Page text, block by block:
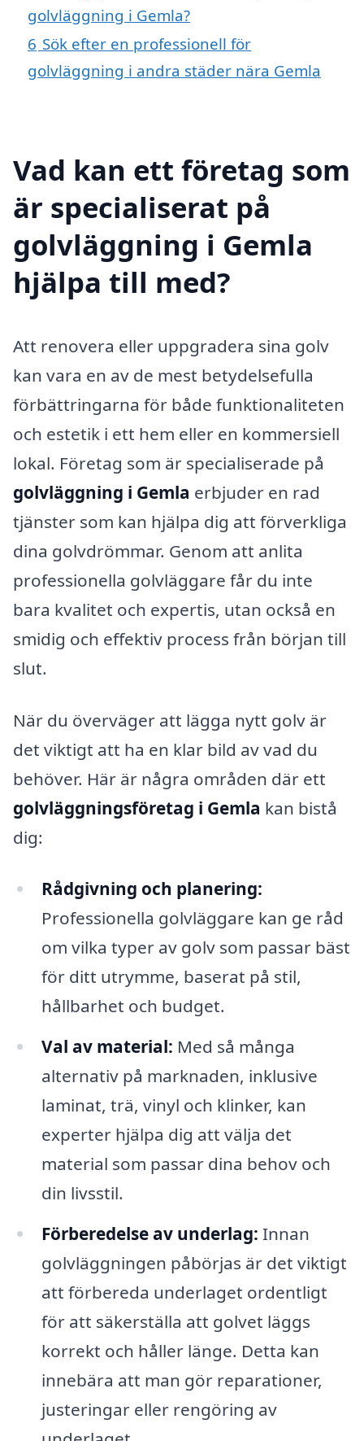
golvläggning i Gemla?
6 Sök efter en professionell för
golvläggning i andra städer nära Gemla
Vad kan ett företag som
är specialiserat på
golvläggning i Gemla
hjälpa till med?
Att renovera eller uppgradera sina golv
kan vara en av de mest betydelsefulla
förbättringarna för både funktionaliteten
och estetik i ett hem eller en kommersiell
lokal. Företag som är specialiserade på
golvläggning i Gemla erbjuder en rad
tjänster som kan hjälpa dig att förverkliga
dina golvdrömmar. Genom att anlita
professionella golvläggare får du inte
bara kvalitet och expertis, utan också en
smidig och effektiv process från början till
slut.
När du överväger att lägga nytt golv är
det viktigt att ha en klar bild av vad du
behöver. Här är några områden där ett
golvläggningsföretag i Gemla kan bistå
dig:
Rådgivning och planering:
Professionella golvläggare kan ge råd
om vilka typer av golv som passar bäst
för ditt utrymme, baserat på stil,
hållbarhet och budget.
Val av material: Med så många
alternativ på marknaden, inklusive
laminat, trä, vinyl och klinker, kan
experter hjälpa dig att välja det
material som passar dina behov och
din livsstil.
Förberedelse av underlag: Innan
golvläggningen påbörjas är det viktigt
att förbereda underlaget ordentligt
för att säkerställa att golvet läggs
korrekt och håller länge. Detta kan
innebära att man gör reparationer,
justeringar eller rengöring av